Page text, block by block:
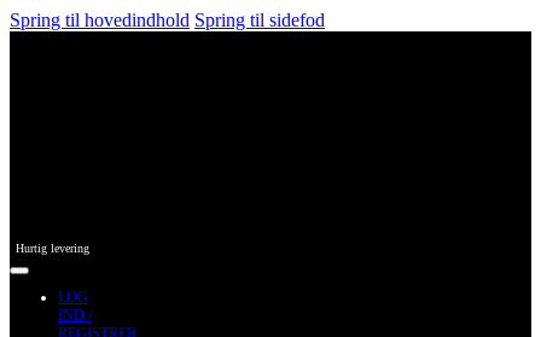
Spring til hovedindhold Spring til sidefod
Hurtig levering
LOG
IND /
REGISTRER